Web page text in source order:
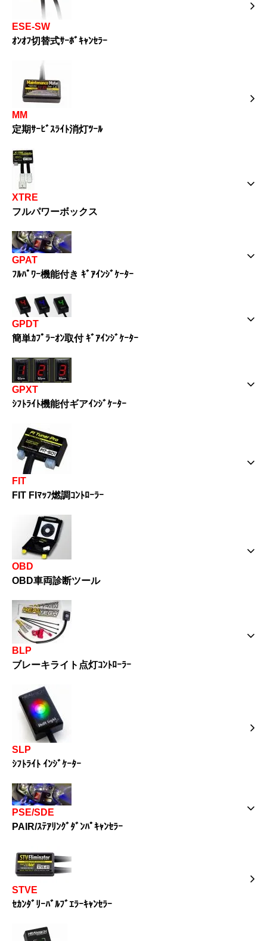
ESE-SW
ｵﾝｵﾌ切替式ｻｰﾎﾞｷｬﾝｾﾗｰ
MM
定期ｻｰﾋﾞｽﾗｲﾄ消灯ﾂｰﾙ
XTRE
フルパワーボックス
GPAT
ﾌﾙﾊﾟﾜｰ機能付き ｷﾞｱｲﾝｼﾞｹｰﾀｰ
GPDT
簡単ｶﾌﾟﾗｰｵﾝ取付 ｷﾞｱｲﾝｼﾞｹｰﾀｰ
GPXT
ｼﾌﾄﾗｲﾄ機能付ギアｲﾝｼﾞｹｰﾀｰ
FIT
FIT FIﾏｯﾌ燃調ｺﾝﾄﾛｰﾗｰ
OBD
OBD車両診断ツール
BLP
ブレーキライト点灯ｺﾝﾄﾛｰﾗｰ
SLP
ｼﾌﾄﾗｲﾄ ｲﾝｼﾞｹｰﾀｰ
PSE/SDE
PAIR/ｽﾃｱﾘﾝｸﾞﾀﾞﾝﾊﾟｷｬﾝｾﾗｰ
STVE
ｾｶﾝﾀﾞﾘｰﾊﾞﾙﾌﾞｴﾗｰｷｬﾝｾﾗｰ